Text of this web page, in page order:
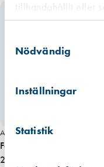
tillhandahållit eller
använt deras
Nödvändig
Inställningar
Statistik
Art. nr 2302
Fönsterklinka 5080 mässing
258,00 kr
Slut i lager
Förväntad